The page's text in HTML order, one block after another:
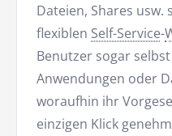
Dateien, Shares usw.
flexiblen Self-Service-
Benutzer sogar
Anwendungen oder
woraufhin ihr
einzigen Klick